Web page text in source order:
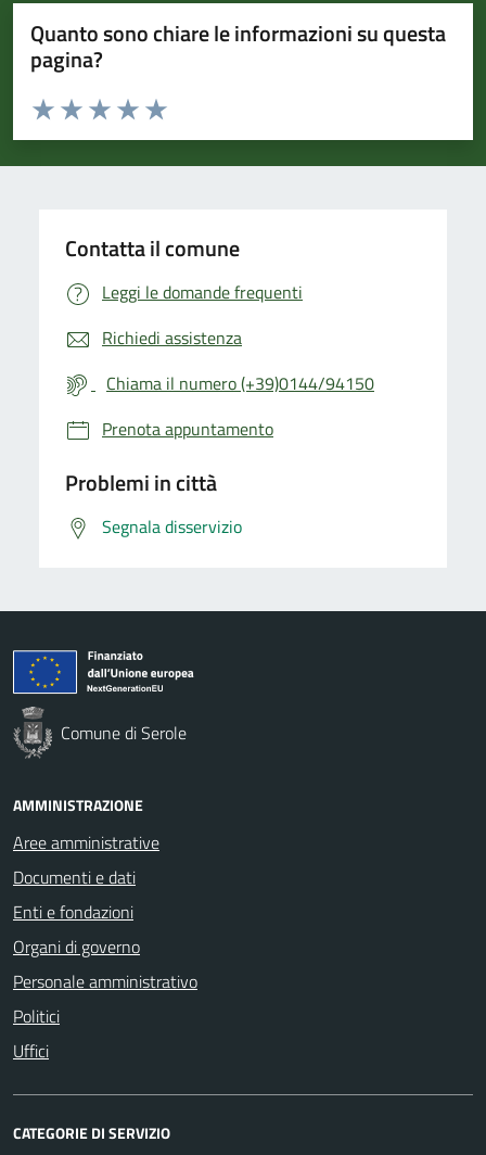
Quanto sono chiare le informazioni su questa
pagina?
Valuta da 1 a 5 stelle la pagina
Valuta 5 stelle su 5
Valuta 4 stelle su 5
Valuta 3 stelle su 5
Valuta 2 stelle su 5
Valuta 1 stelle su 5
Contatta il comune
Leggi le domande frequenti
Richiedi assistenza
Chiama il numero (+39)0144/94150
Prenota appuntamento
Problemi in città
Segnala disservizio
Comune di Serole
AMMINISTRAZIONE
Aree amministrative
Documenti e dati
Enti e fondazioni
Organi di governo
Personale amministrativo
Politici
Uffici
CATEGORIE DI SERVIZIO